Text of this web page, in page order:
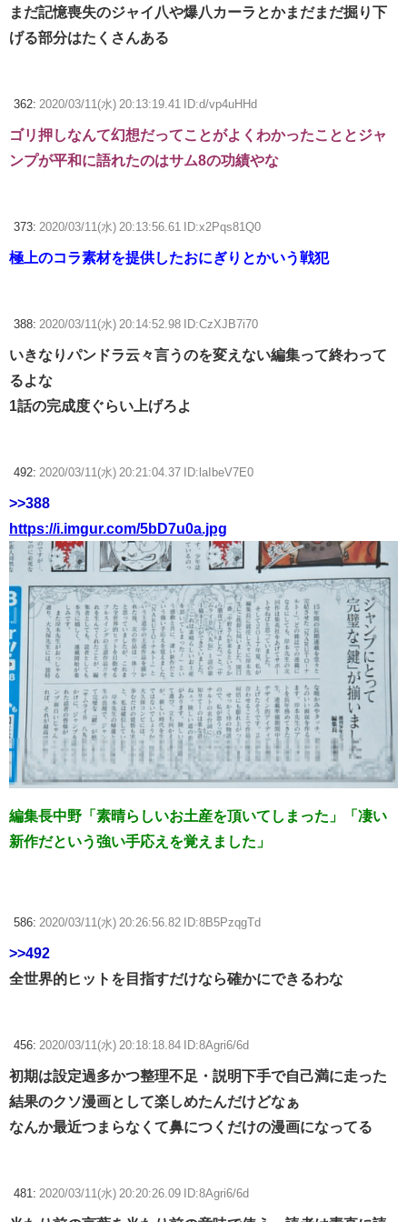
まだ記憶喪失のジャイ八や爆八カーラとかまだまだ掘り下
げる部分はたくさんある
362: 2020/03/11(水) 20:13:19.41 ID:d/vp4uHHd
ゴリ押しなんて幻想だってことがよくわかったこととジャ
ンプが平和に語れたのはサム8の功績やな
373: 2020/03/11(水) 20:13:56.61 ID:x2Pqs81Q0
極上のコラ素材を提供したおにぎりとかいう戦犯
388: 2020/03/11(水) 20:14:52.98 ID:CzXJB7i70
いきなりパンドラ云々言うのを変えない編集って終わって
るよな
1話の完成度ぐらい上げろよ
492: 2020/03/11(水) 20:21:04.37 ID:laIbeV7E0
>>388
https://i.imgur.com/5bD7u0a.jpg
編集長中野「素晴らしいお土産を頂いてしまった」「凄い
新作だという強い手応えを覚えました」
586: 2020/03/11(水) 20:26:56.82 ID:8B5PzqgTd
>>492
全世界的ヒットを目指すだけなら確かにできるわな
456: 2020/03/11(水) 20:18:18.84 ID:8Agri6/6d
初期は設定過多かつ整理不足・説明下手で自己満に走った
結果のクソ漫画として楽しめたんだけどなぁ
なんか最近つまらなくて鼻につくだけの漫画になってる
481: 2020/03/11(水) 20:20:26.09 ID:8Agri6/6d